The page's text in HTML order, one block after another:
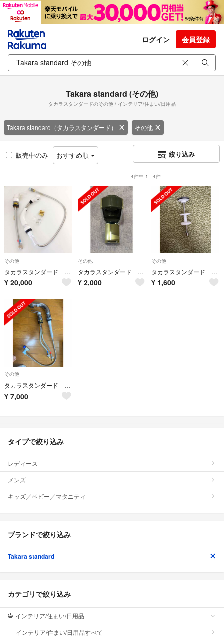
ログイン 会員登録
Takara standard (その他)
タカラスタンダードのその他 / インテリア/住まい/日用品
Takara standard（タカラスタンダード） その他
販売中のみ おすすめ順 絞り込み
4件中 1 - 4件
その他
タカラスタンダード 台付きシングルレバー湯水混合水栓 スイセンKF568TK
¥ 20,000
その他
タカラスタンダード フレキシブルシャワーホルダー
¥ 2,000
その他
タカラスタンダード 洗面台ヘアキャッチャー
¥ 1,600
その他
タカラスタンダード KM8207ZTETK シャワー水栓
¥ 7,000
タイプで絞り込み
レディース
メンズ
キッズ／ベビー／マタニティ
ブランドで絞り込み
Takara standard
カテゴリで絞り込み
インテリア/住まい/日用品
インテリア/住まい/日用品すべて